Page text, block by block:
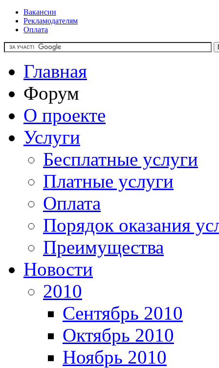
Вакансии
Рекламодателям
Оплата
Главная
Форум
О проекте
Услуги
Бесплатные услуги
Платные услуги
Оплата
Порядок оказания
Преимущества
Новости
2010
Сентябрь 2010
Октябрь 2010
Ноябрь 2010